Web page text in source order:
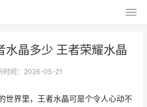
水晶多少 王者荣耀水晶
时间：2026-05-21
世界里，王者水晶可是个令人心动不